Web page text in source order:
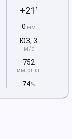
+21°
0 мм
ЮЗ, 3
м/с
752
мм рт.ст.
74%